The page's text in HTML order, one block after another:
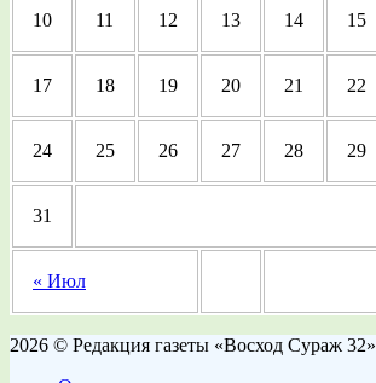
« Июл
10 11 12 13 14 15
17 18 19 20 21 22
24 25 26 27 28 29
31
2026 © Редакция газеты «Восход Сураж 32»